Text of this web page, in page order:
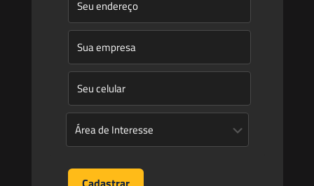
Novidades Legislativas
Informativos
Contato